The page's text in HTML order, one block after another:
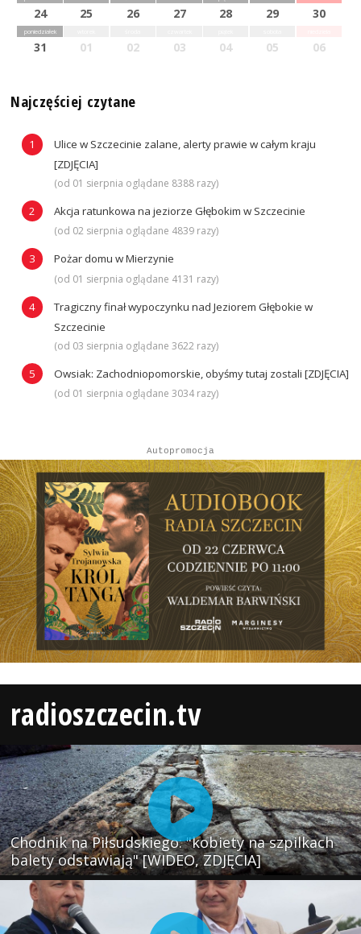
24 25 26 27 28 29 30
poniedziałek
31 01 02 03 04 05 06
Najczęściej czytane
Ulice w Szczecinie zalane, alerty prawie w całym kraju
[ZDJĘCIA]
(od 01 sierpnia oglądane 8388 razy)
Akcja ratunkowa na jeziorze Głębokim w Szczecinie
(od 02 sierpnia oglądane 4839 razy)
Pożar domu w Mierzynie
(od 01 sierpnia oglądane 4131 razy)
Tragiczny finał wypoczynku nad Jeziorem Głębokie w
Szczecinie
(od 03 sierpnia oglądane 3622 razy)
Owsiak: Zachodniopomorskie, obyśmy tutaj zostali [ZDJĘCIA]
(od 01 sierpnia oglądane 3034 razy)
Autopromocja
radioszczecin.tv
Chodnik na Piłsudskiego: "kobiety na szpilkach
balety odstawiają" [WIDEO, ZDJĘCIA]